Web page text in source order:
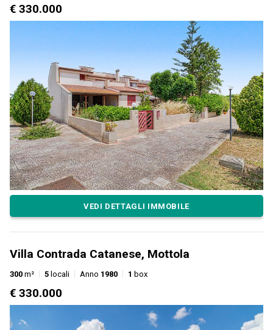
€ 330.000
VEDI DETTAGLI IMMOBILE
Villa Contrada Catanese, Mottola
300 m² 5 locali Anno 1980 1 box
€ 330.000